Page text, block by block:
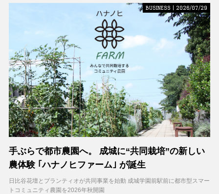
BUSINESS | 2026/07/29
手ぶらで都市農園へ。 成城に“共同栽培”の新しい
農体験 ｢ハナノヒファーム｣ が誕生
日比谷花壇とプランティオが共同事業を始動 成城学園前駅前に都市型スマー
トコミュニティ農園を2026年秋開園